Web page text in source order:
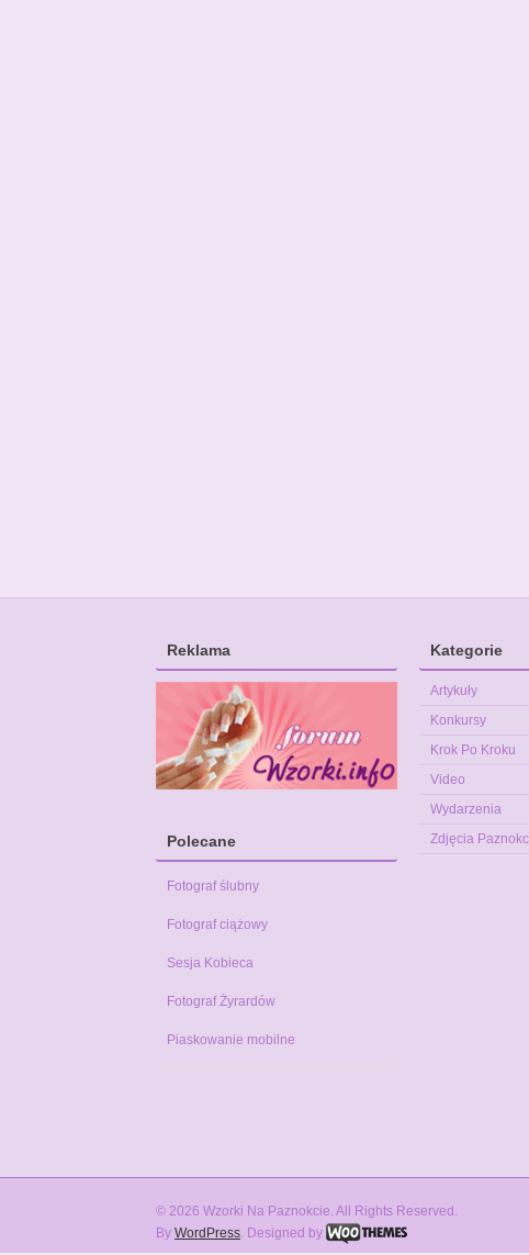
Reklama
Polecane
Fotograf ślubny
Fotograf ciążowy
Sesja Kobieca
Fotograf Żyrardów
Piaskowanie mobilne
Kategorie
Artykuły
Konkursy
Krok Po Kroku
Video
Wydarzenia
Zdjęcia
© 2026 Wzorki Na Paznokcie. All Rights Reserved.
By WordPress. Designed by